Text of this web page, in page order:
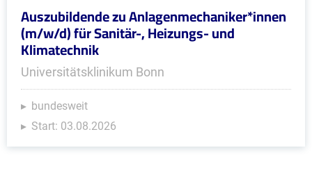
Auszubildende zu Anlagenmechaniker*innen
(m/w/d) für Sanitär-, Heizungs- und
Klimatechnik
Universitätsklinikum Bonn
bundesweit
Start: 03.08.2026